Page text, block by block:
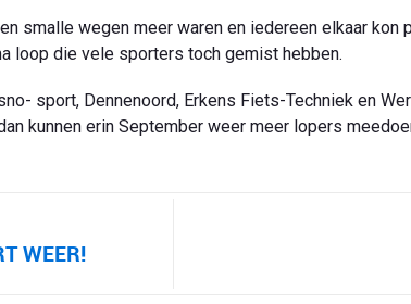
smalle wegen meer waren en iedereen elkaar
loop die vele sporters toch gemist hebben.
sport, Dennenoord, Erkens Fiets-Techniek en
kunnen erin September weer meer lopers
WEER!